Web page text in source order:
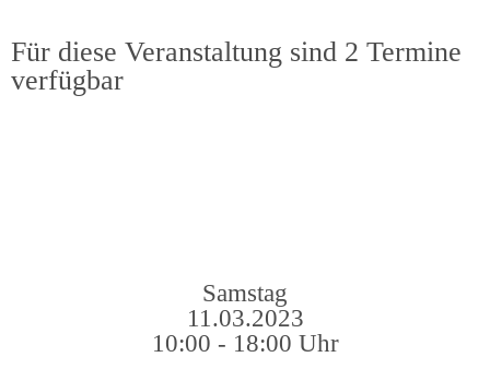
Für diese Veranstaltung sind 2 Termine
verfügbar
Samstag
11.03.2023
10:00 - 18:00 Uhr